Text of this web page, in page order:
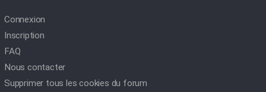
Connexion
Inscription
FAQ
Nous contacter
Supprimer tous les cookies du forum